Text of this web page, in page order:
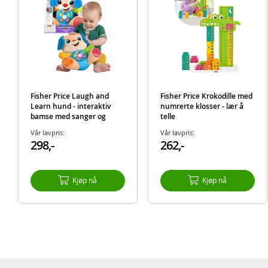
Fisher Price Laugh and
Learn hund - interaktiv
bamse med sanger og
Vår lavpris:
298,-
Kjøp nå
Fisher Price Krokodille med
numrerte klosser - lær å
telle
Vår lavpris:
262,-
Kjøp nå